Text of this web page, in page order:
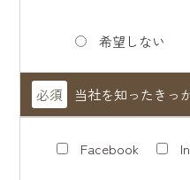
希望しない
必須 当社を知ったきっ
Facebook